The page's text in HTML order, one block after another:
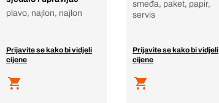
plavo, najlon, najlon
Prijavite se kako bi vidjeli
cijene
smeđa, paket, papir,
servis
Prijavite se kako bi vidjeli
cijene